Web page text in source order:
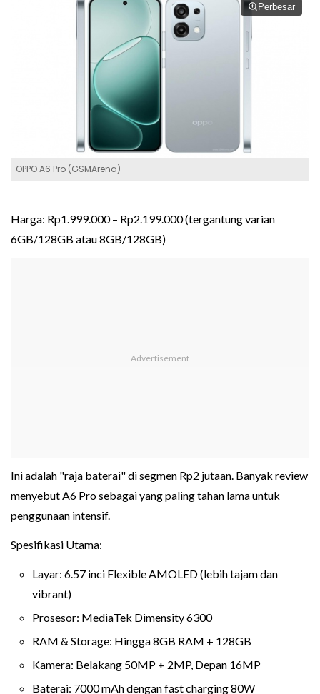
Perbesar
OPPO A6 Pro (GSMArena)
Harga: Rp1.999.000 – Rp2.199.000 (tergantung varian
6GB/128GB atau 8GB/128GB)
Ini adalah "raja baterai" di segmen Rp2 jutaan. Banyak review
menyebut A6 Pro sebagai yang paling tahan lama untuk
penggunaan intensif.
Spesifikasi Utama:
Layar: 6.57 inci Flexible AMOLED (lebih tajam dan
vibrant)
Prosesor: MediaTek Dimensity 6300
RAM & Storage: Hingga 8GB RAM + 128GB
Kamera: Belakang 50MP + 2MP, Depan 16MP
Baterai: 7000 mAh dengan fast charging 80W